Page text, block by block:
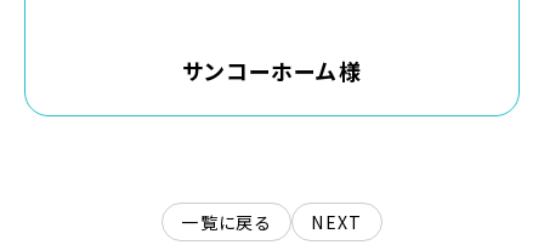
サンコーホーム様
一覧に戻る NEXT